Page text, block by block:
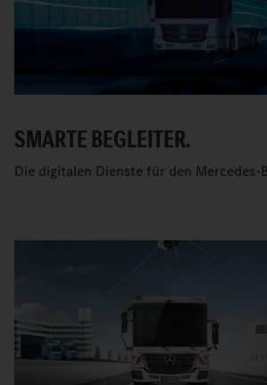
SMARTE BEGLEITER.
Die digitalen Dienste für den Mercedes-